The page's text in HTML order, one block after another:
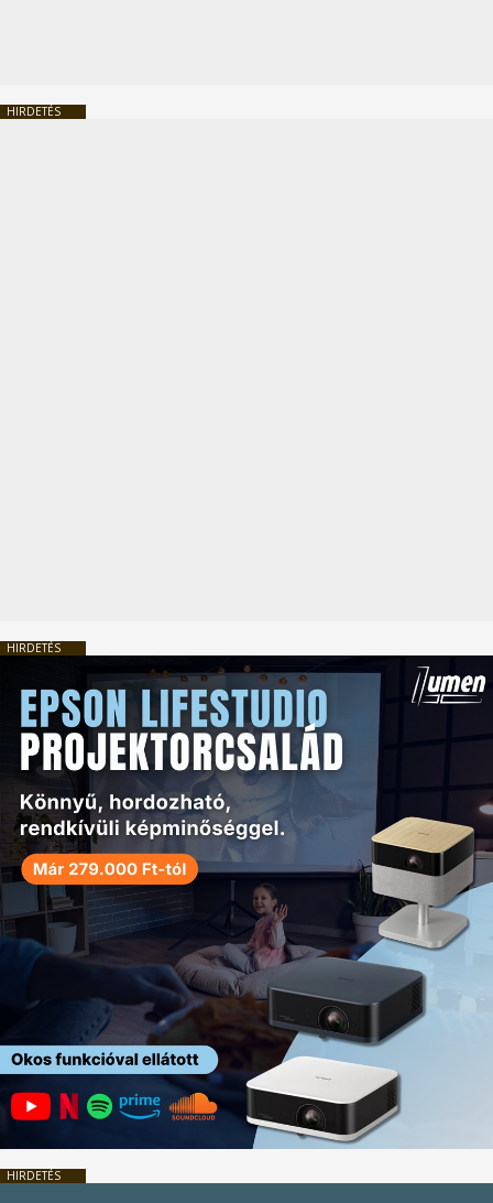
HIRDETÉS
HIRDETÉS
HIRDETÉS